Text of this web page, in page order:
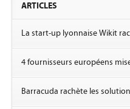
ARTICLES
La start-up lyonnaise Wikit
4 fournisseurs européens
Barracuda rachète les